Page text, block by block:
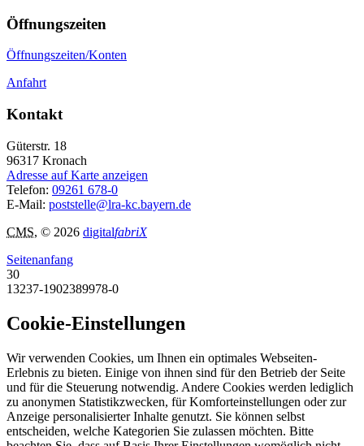
Öffnungszeiten
Öffnungszeiten/Konten
Anfahrt
Kontakt
Güterstr. 18
96317 Kronach
Adresse auf Karte anzeigen
Telefon: 09261 678-0
E-Mail: poststelle@lra-kc.bayern.de
CMS, © 2026 digitalfabriX
Seitenanfang
30
13237-1902389978-0
Cookie-Einstellungen
Wir verwenden Cookies, um Ihnen ein optimales Webseiten-
Erlebnis zu bieten. Einige von ihnen sind für den Betrieb der Seite
und für die Steuerung notwendig. Andere Cookies werden lediglich
zu anonymen Statistikzwecken, für Komforteinstellungen oder zur
Anzeige personalisierter Inhalte genutzt. Sie können selbst
entscheiden, welche Kategorien Sie zulassen möchten. Bitte